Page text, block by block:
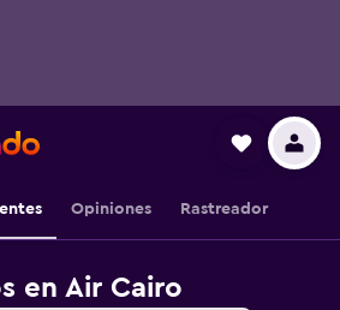
Opiniones Rastreador
en Air Cairo